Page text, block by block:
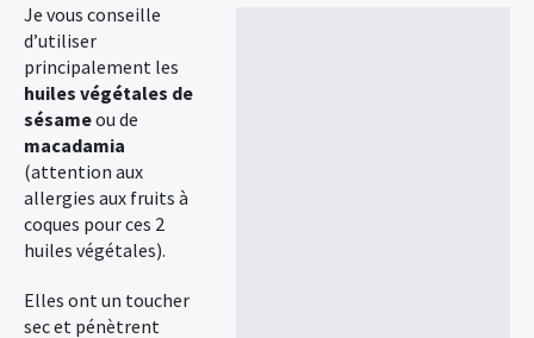
Je vous conseille
d’utiliser
principalement les
huiles végétales de
sésameou de
macadamia
(attention aux
allergies aux fruits à
coques pour ces 2
huiles végétales).
Elles ont un toucher
sec et pénètrent